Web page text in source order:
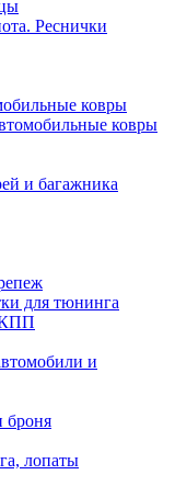
Реснички
ковры
ковры
и багажника
для тюнинга
КПП
и
броня
лопаты